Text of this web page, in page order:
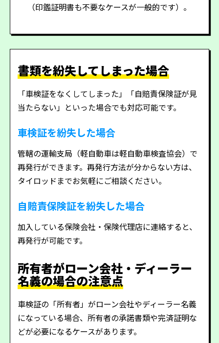
（印鑑証明書も不要なケースが一般的です）。
書類を紛失してしまった場合
「車検証をなくしてしまった」「自賠責保険証が見
当たらない」といった場合でも対応可能です。
車検証を紛失した場合
管轄の運輸支局（軽自動車は軽自動車検査協会）で
再発行ができます。再発行方法が分からない方は、
タイロッドまでお気軽にご相談ください。
自賠責保険証を紛失した場合
加入している保険会社・保険代理店に連絡すると、
再発行が可能です。
所有者がローン会社・ディーラー
名義の場合の注意点
車検証の「所有者」がローン会社やディーラー名義
になっている場合、所有者の承諾書類や完済証明な
どが必要になるケースがあります。